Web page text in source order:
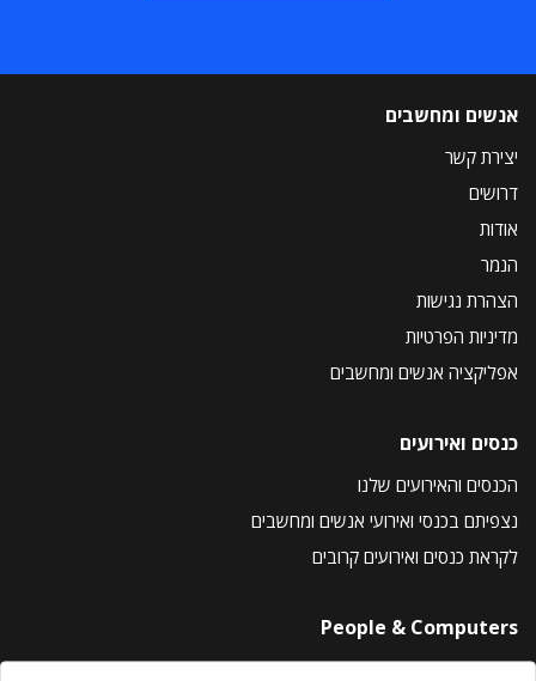
אנשים ומחשבים
יצירת קשר
דרושים
אודות
הנמר
הצהרת נגישות
מדיניות הפרטיות
אפליקציה אנשים ומחשבים
כנסים ואירועים
הכנסים והאירועים שלנו
נצפיתם בכנסי ואירועי אנשים ומחשבים
לקראת כנסים ואירועים קרובים
People & Computers
About Us